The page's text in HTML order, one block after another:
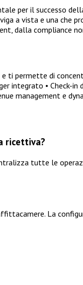
per il successo
a vista e una che
dalla compliance
ti permette di
integrato •
management e
ricettiva?
tutte le
La